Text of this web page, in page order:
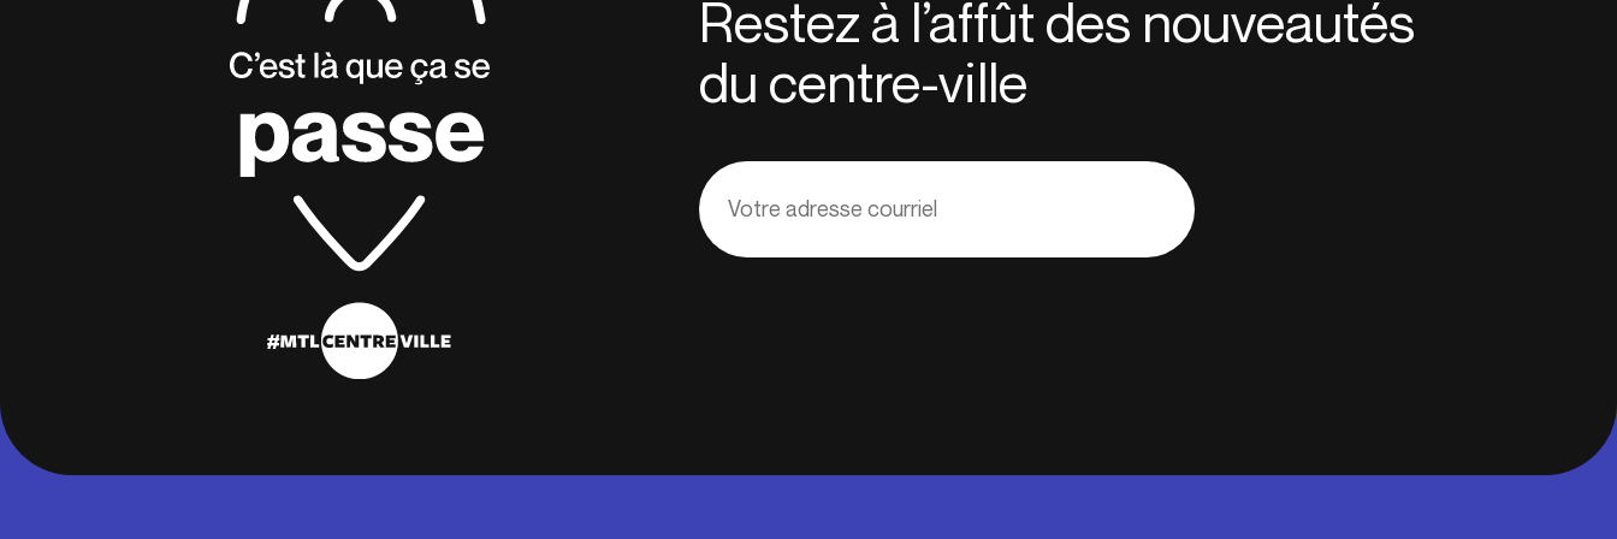
Restez à l’affût des nouveautés
du centre-ville
Adresse
courriel